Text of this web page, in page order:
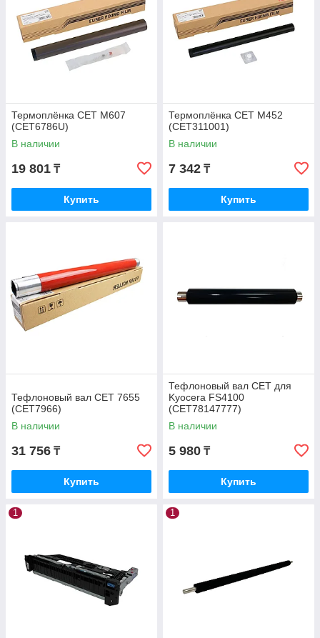
Термоплёнка CET M607
(CET6786U)
В наличии
19 801 ₸
Купить
Термоплёнка CET M452
(CET311001)
В наличии
7 342 ₸
Купить
Тефлоновый вал CET 7655
(CET7966)
В наличии
31 756 ₸
Купить
Тефлоновый вал CET для
Kyocera FS4100
(CET78147777)
В наличии
5 980 ₸
Купить
1 1